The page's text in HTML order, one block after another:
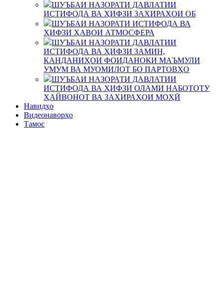
ШУЪБАИ НАЗОРАТИ ДАВЛАТИИ
ИСТИФОДА ВА ҲИФЗИ ЗАХИРАҲОИ ОБ
ШУЪБАИ НАЗОРАТИ ИСТИФОДА ВА
ҲИФЗИ ҲАВОИ АТМОСФЕРА
ШУЪБАИ НАЗОРАТИ ДАВЛАТИИ
ИСТИФОДА ВА ҲИФЗИ ЗАМИН,
КАНДАНИҲОИ ФОИДАНОКИ МАЪМУЛИ
УМУМ ВА МУОМИЛОТ БО ПАРТОВҲО
ШУЪБАИ НАЗОРАТИ ДАВЛАТИИ
ИСТИФОДА ВА ҲИФЗИ ОЛАМИ НАБОТОТУ
ҲАЙВОНОТ ВА ЗАХИРАҲОИ МОҲӢ
Навидҳо
Видеонаворҳо
Тамос